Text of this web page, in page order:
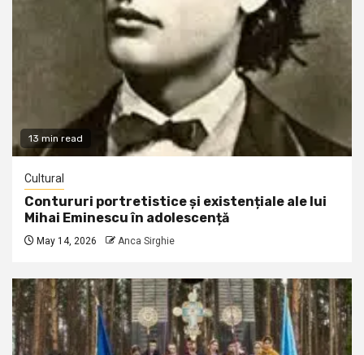
13 min read
Cultural
Contururi portretistice și existențiale ale lui
Mihai Eminescu în adolescență
May 14, 2026 Anca Sirghie